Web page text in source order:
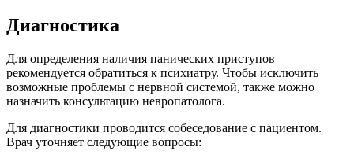
Диагностика
Для определения наличия панических приступов
рекомендуется обратиться к психиатру. Чтобы исключить
возможные проблемы с нервной системой, также можно
назначить консультацию невропатолога.
Для диагностики проводится собеседование с пациентом.
Врач уточняет следующие вопросы: